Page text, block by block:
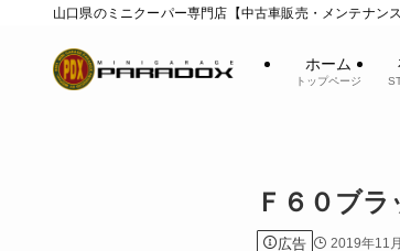
山口県のミニクーパー専門店【中古車販売・メンテナン
ホーム
トップページ
Ｆ６０ブ
広告 2019年11